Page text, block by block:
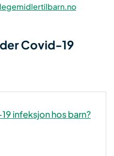
Covid-19
infeksjon hos barn?